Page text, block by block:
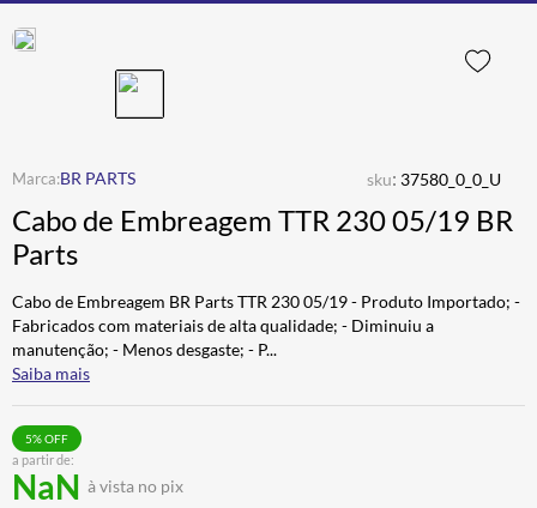
BR PARTS sku: 37580_0_0_U
Cabo de Embreagem TTR 230 05/19 BR
Parts
Cabo de Embreagem BR Parts TTR 230 05/19 - Produto Importado; -
Fabricados com materiais de alta qualidade; - Diminuiu a
manutenção; - Menos desgaste; - P...
Saiba mais
a partir de:
NaN à vista no pix
5% OFF
BOTA
4º ÓCULOS SOLAR
5º LUVA
6 º
7º CALÇA
8º ALPINESTAR
9º AIROH
10º